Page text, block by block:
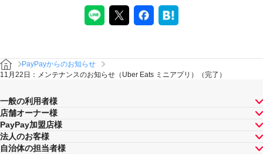
PayPayからのお知らせ
11月22日：メンテナンスのお知らせ（Uber Eats ミニアプリ）（完了）
一般の利用者様
店舗オーナー様
PayPay加盟店様
法人のお客様
自治体の担当者様